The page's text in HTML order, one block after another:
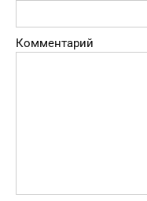
Комментарий